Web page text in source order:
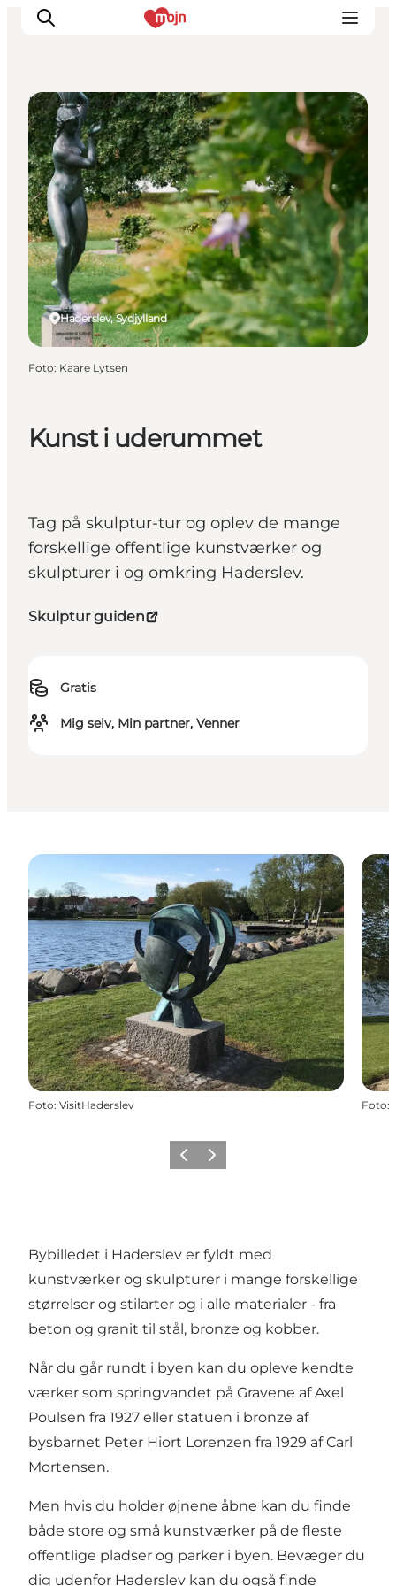
Oplevelser
Byer & Steder
Det sker
Overnatning
Planlæg din ferie
Booking
Kunst i uderummet
Tag på skulptur-tur og oplev de mange
forskellige offentlige kunstværker og
skulpturer i og omkring Haderslev.
Skulptur guiden
Gratis
Mig selv, Min partner, Venner
Haderslev, Sydjylland
Haver og parker
Foto: Kaare Lytsen
Foto: VisitHaderslev Foto:
ForrigeNæste
Bybilledet i Haderslev er fyldt med
kunstværker og skulpturer i mange forskellige
størrelser og stilarter og i alle materialer - fra
beton og granit til stål, bronze og kobber.
Når du går rundt i byen kan du opleve kendte
værker som springvandet på Gravene af Axel
Poulsen fra 1927 eller statuen i bronze af
bysbarnet Peter Hiort Lorenzen fra 1929 af Carl
Mortensen.
Men hvis du holder øjnene åbne kan du finde
både store og små kunstværker på de fleste
offentlige pladser og parker i byen. Bevæger du
dig udenfor Haderslev kan du også finde